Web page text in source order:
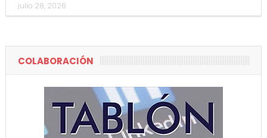
julio 28, 2026
COLABORACIÓN